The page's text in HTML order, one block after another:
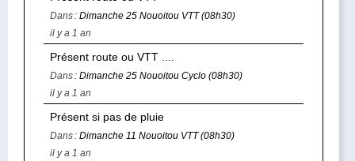
Dans : Dimanche 25 Nouoitou VTT (08h30)
il y a 1 an
Présent route ou VTT ....
Dans : Dimanche 25 Nouoitou Cyclo (08h30)
il y a 1 an
Présent si pas de pluie
Dans : Dimanche 11 Nouoitou VTT (08h30)
il y a 1 an